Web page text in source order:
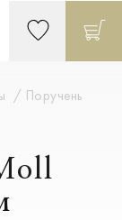
Поручень